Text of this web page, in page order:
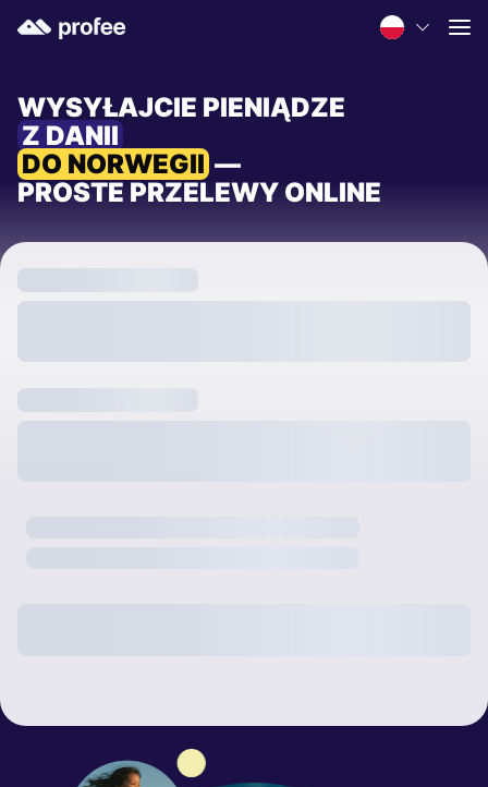
WYSYŁAJCIE PIENIĄDZE
Z DANII
DO NORWEGII —
PROSTE PRZELEWY ONLINE